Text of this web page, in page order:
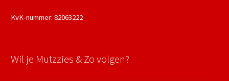
KvK-nummer: 82063222
Wil je Mutzzies & Zo volgen?